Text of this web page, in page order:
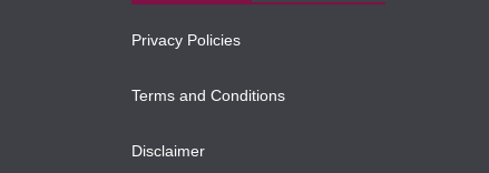
Privacy Policies
Terms and Conditions
Disclaimer